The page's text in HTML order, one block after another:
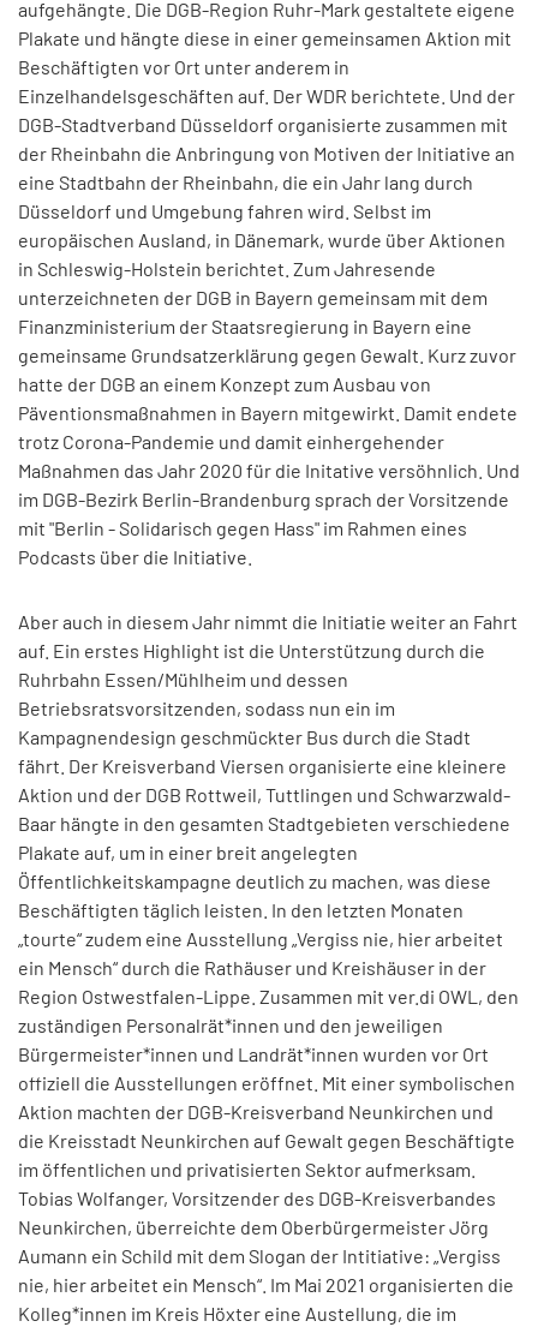
aufgehängte. Die DGB-Region Ruhr-Mark gestaltete eigene
Plakate und hängte diese in einer gemeinsamen Aktion mit
Beschäftigten vor Ort unter anderem in
Einzelhandelsgeschäften auf. Der WDR berichtete. Und der
DGB-Stadtverband Düsseldorf organisierte zusammen mit
der Rheinbahn die Anbringung von Motiven der Initiative an
eine Stadtbahn der Rheinbahn, die ein Jahr lang durch
Düsseldorf und Umgebung fahren wird. Selbst im
europäischen Ausland, in Dänemark, wurde über Aktionen
in Schleswig-Holstein berichtet. Zum Jahresende
unterzeichneten der DGB in Bayern gemeinsam mit dem
Finanzministerium der Staatsregierung in Bayern eine
gemeinsame Grundsatzerklärung gegen Gewalt. Kurz zuvor
hatte der DGB an einem Konzept zum Ausbau von
Päventionsmaßnahmen in Bayern mitgewirkt. Damit endete
trotz Corona-Pandemie und damit einhergehender
Maßnahmen das Jahr 2020 für die Initative versöhnlich. Und
im DGB-Bezirk Berlin-Brandenburg sprach der Vorsitzende
mit "Berlin - Solidarisch gegen Hass" im Rahmen eines
Podcasts über die Initiative.
Aber auch in diesem Jahr nimmt die Initiatie weiter an Fahrt
auf. Ein erstes Highlight ist die Unterstützung durch die
Ruhrbahn Essen/Mühlheim und dessen
Betriebsratsvorsitzenden, sodass nun ein im
Kampagnendesign geschmückter Bus durch die Stadt
fährt. Der Kreisverband Viersen organisierte eine kleinere
Aktion und der DGB Rottweil, Tuttlingen und Schwarzwald-
Baar hängte in den gesamten Stadtgebieten verschiedene
Plakate auf, um in einer breit angelegten
Öffentlichkeitskampagne deutlich zu machen, was diese
Beschäftigten täglich leisten. In den letzten Monaten
„tourte“ zudem eine Ausstellung „Vergiss nie, hier arbeitet
ein Mensch“ durch die Rathäuser und Kreishäuser in der
Region Ostwestfalen-Lippe. Zusammen mit ver.di OWL, den
zuständigen Personalrät*innen und den jeweiligen
Bürgermeister*innen und Landrät*innen wurden vor Ort
offiziell die Ausstellungen eröffnet. Mit einer symbolischen
Aktion machten der DGB-Kreisverband Neunkirchen und
die Kreisstadt Neunkirchen auf Gewalt gegen Beschäftigte
im öffentlichen und privatisierten Sektor aufmerksam.
Tobias Wolfanger, Vorsitzender des DGB-Kreisverbandes
Neunkirchen, überreichte dem Oberbürgermeister Jörg
Aumann ein Schild mit dem Slogan der Intitiative: „Vergiss
nie, hier arbeitet ein Mensch“. Im Mai 2021 organisierten die
Kolleg*innen im Kreis Höxter eine Austellung, die im